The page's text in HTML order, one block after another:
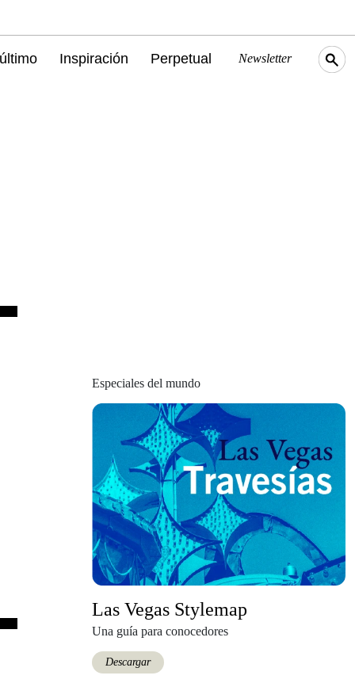
Inspiración Perpetual Newsletter
Especiales del mundo
Las Vegas Stylemap
Una guía para conocedores
Descargar